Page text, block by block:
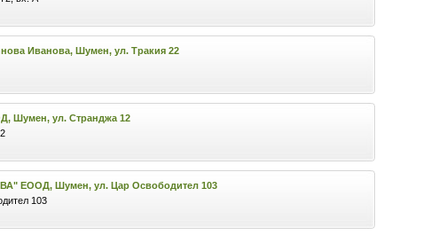
Иванова, Шумен, ул. Тракия 22
Шумен, ул. Странджа 12
ЕООД, Шумен, ул. Цар Освободител 103
103